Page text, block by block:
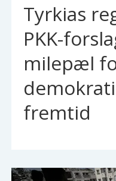
Tyrkias
PKK-
milepæl
fremtid